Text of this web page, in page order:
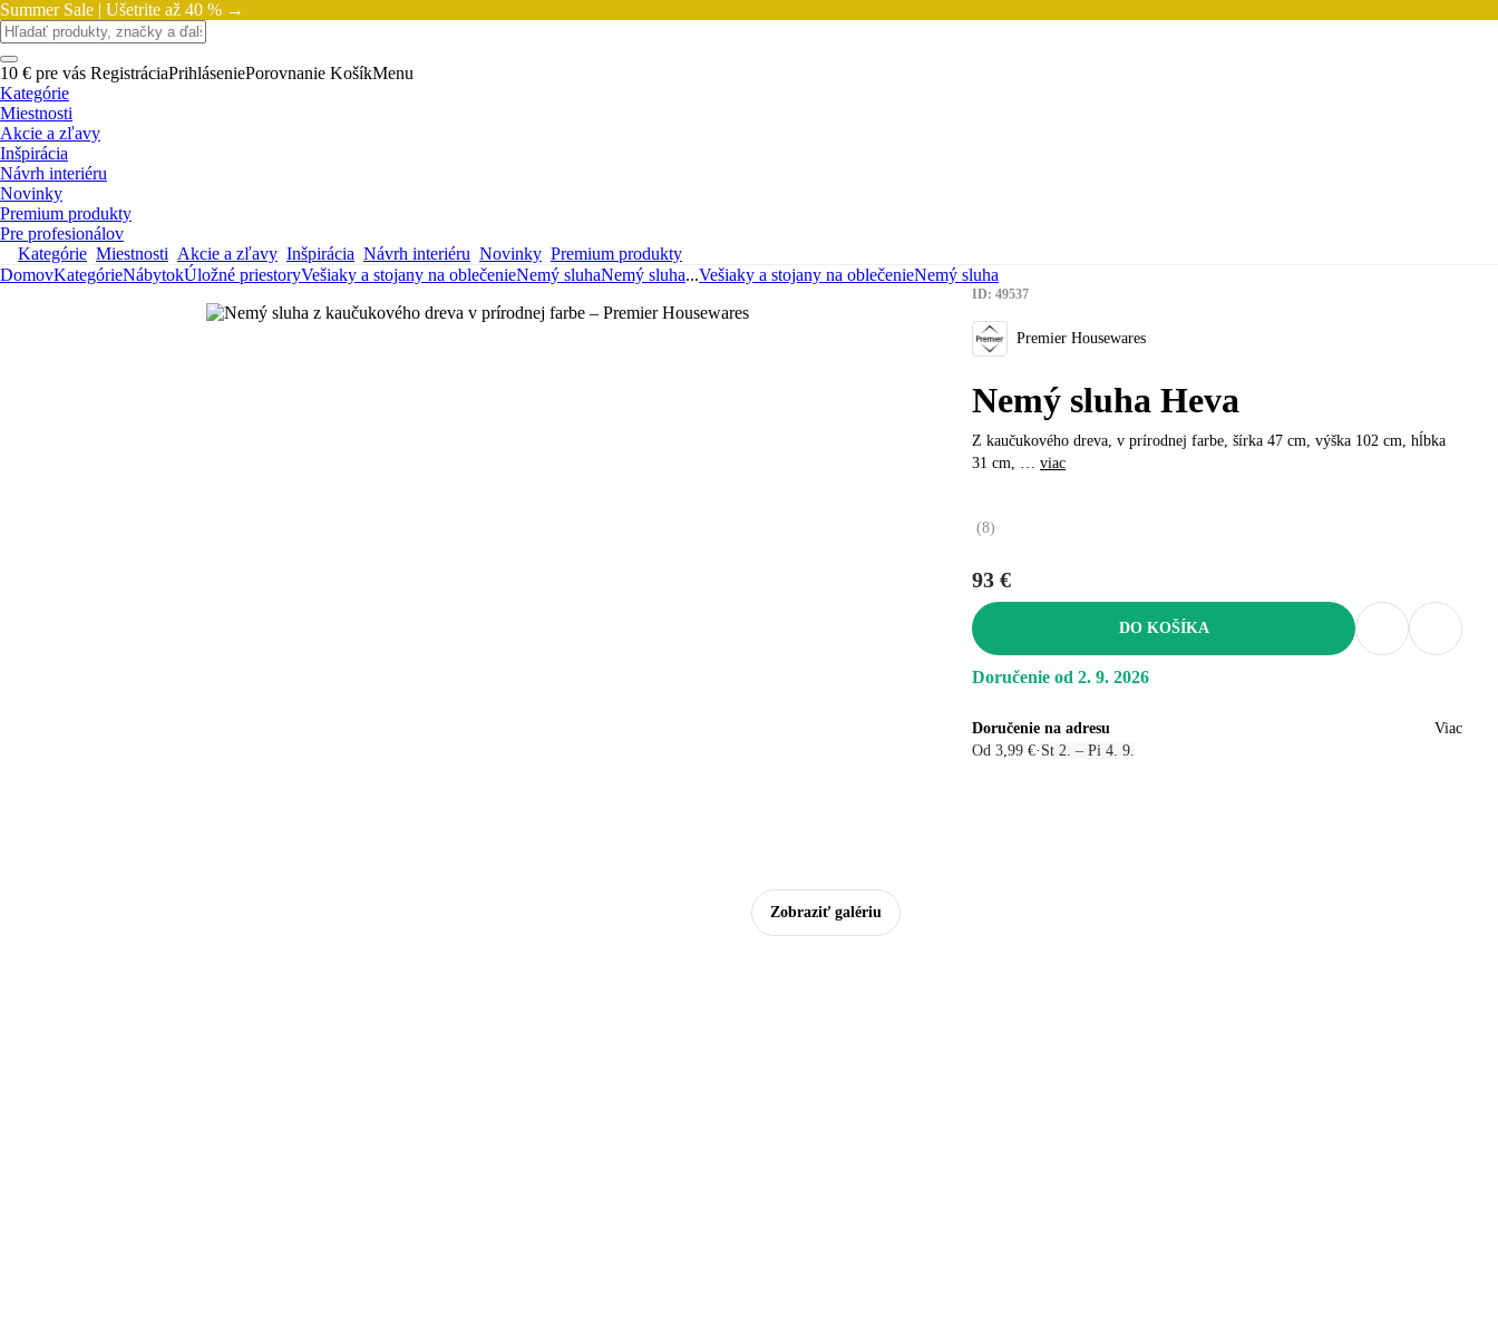
Summer Sale | Ušetrite až 40 % →
10 € pre vás RegistráciaPrihláseniePorovnanie KošíkMenu
Kategórie
Miestnosti
Akcie a zľavy
Inšpirácia
Návrh interiéru
Novinky
Premium produkty
Pre profesionálov
Kategórie Miestnosti Akcie a zľavy Inšpirácia Návrh interiéru Novinky Premium produkty
DomovKategórieNábytokÚložné priestoryVešiaky a stojany na oblečenieNemý sluhaNemý sluha...Vešiaky a stojany na oblečenieNemý sluha
Zobraziť galériu
ID: 49537
Premier Housewares
Nemý sluha Heva
Z kaučukového dreva, v prírodnej farbe, šírka 47 cm, výška 102 cm, hĺbka
31 cm, … viac
(8)
93 €
DO KOŠÍKA
Doručenie od 2. 9. 2026
Doručenie na adresu
Od 3,99 €· St 2. – Pi 4. 9.
Viac